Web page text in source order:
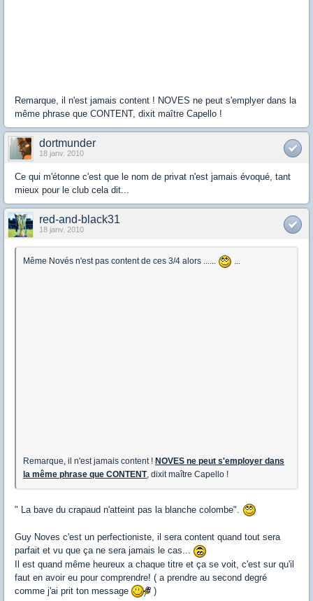
Remarque, il n'est jamais content ! NOVES ne peut s'emplyer dans la
même phrase que CONTENT, dixit maître Capello !
dortmunder
18 janv. 2010
Ce qui m'étonne c'est que le nom de privat n'est jamais évoqué, tant
mieux pour le club cela dit...
red-and-black31
18 janv. 2010
Même Novés n'est pas content de ces 3/4 alors ......
Remarque, il n'est jamais content ! NOVES ne peut s'employer dans
la même phrase que CONTENT, dixit maître Capello !
" La bave du crapaud n'atteint pas la blanche colombe".
Guy Noves c'est un perfectioniste, il sera content quand tout sera
parfait et vu que ça ne sera jamais le cas...
Il est quand même heureux a chaque titre et ça se voit, c'est sur qu'il
faut en avoir eu pour comprendre! ( a prendre au second degré
comme j'ai prit ton message
)